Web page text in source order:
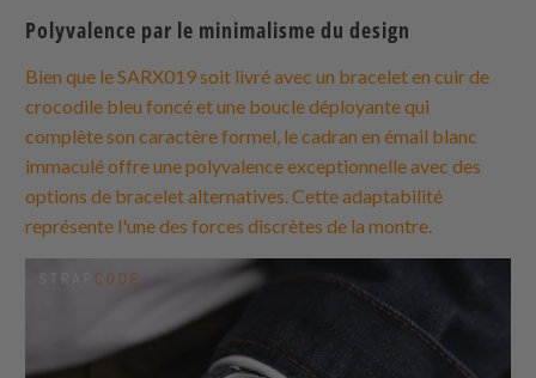
Polyvalence par le minimalisme du design
Bien que le SARX019 soit livré avec un bracelet en cuir de
crocodile bleu foncé et une boucle déployante qui
complète son caractère formel, le cadran en émail blanc
immaculé offre une polyvalence exceptionnelle avec des
options de bracelet alternatives. Cette adaptabilité
représente l'une des forces discrètes de la montre.